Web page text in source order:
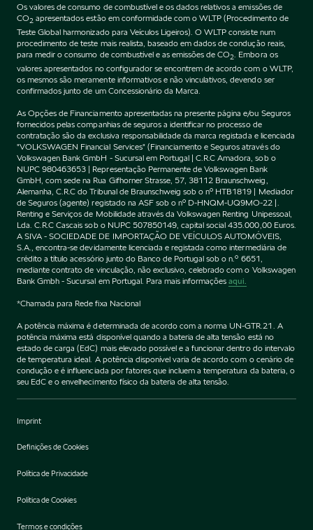
Os valores de consumo de combustível e os dados relativos a emissões de
CO2 apresentados estão em conformidade com o WLTP (Procedimento de
Teste Global harmonizado para Veículos Ligeiros). O WLTP consiste num
procedimento de teste mais realista, baseado em dados de condução reais,
para medir o consumo de combustível e as emissões de CO2 . Embora os
valores apresentados no configurador se encontrem de acordo com o WLTP,
os mesmos são meramente informativos e não vinculativos, devendo ser
confirmados junto de um Concessionário da Marca.
As Opções de Financiamento apresentadas na presente página e/ou Seguros
fornecidos pelas companhias de seguros a identificar no processo de
contratação são da exclusiva responsabilidade da marca registada e licenciada
"VOLKSWAGEN Financial Services" (Financiamento e Seguros através do
Volkswagen Bank GmbH - Sucursal em Portugal | C.R.C Amadora, sob o
NUPC 980463653 | Representação Permanente de Volkswagen Bank
GmbH, com sede na Rua Gifhorner Strasse, 57, 38112 Braunschweig,
Alemanha, C.R.C do Tribunal de Braunschweig sob o nº HTB1819 | Mediador
de Seguros (agente) registado na ASF sob o nº D-HNQM-UQ9MO-22 |.
Renting e Serviços de Mobilidade através da Volkswagen Renting Unipessoal,
Lda. C.R.C Cascais sob o NUPC 507850149, capital social 435.000,00 Euros.
A SIVA - SOCIEDADE DE IMPORTAÇÃO DE VEÍCULOS AUTOMÓVEIS,
S.A., encontra-se devidamente licenciada e registada como intermediária de
crédito a título acessório junto do Banco de Portugal sob o n.º 6651,
mediante contrato de vinculação, não exclusivo, celebrado com o Volkswagen
Bank Gmbh - Sucursal em Portugal. Para mais informaçõesaqui.
*Chamada para Rede fixa Nacional
A potência máxima é determinada de acordo com a norma UN-GTR.21. A
potência máxima está disponível quando a bateria de alta tensão está no
estado de carga (EdC) mais elevado possível e a funcionar dentro do intervalo
de temperatura ideal. A potência disponível varia de acordo com o cenário de
condução e é influenciada por fatores que incluem a temperatura da bateria, o
seu EdC e o envelhecimento físico da bateria de alta tensão.
Imprint
Definições de Cookies
Política de Privacidade
Política de Cookies
Termos e condições